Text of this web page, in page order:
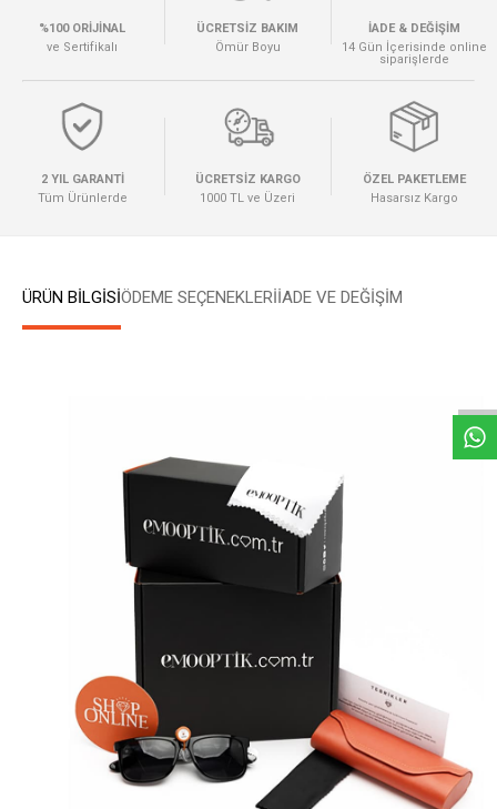
%100 ORİJİNAL
ve Sertifikalı
ÜCRETSİZ BAKIM
Ömür Boyu
İADE & DEĞİŞİM
14 Gün İçerisinde online
siparişlerde
2 YIL GARANTİ
Tüm Ürünlerde
ÜCRETSİZ KARGO
1000 TL ve Üzeri
ÖZEL PAKETLEME
Hasarsız Kargo
ÜRÜN BİLGİSİÖDEME SEÇENEKLERIİADE VE DEĞİŞİM